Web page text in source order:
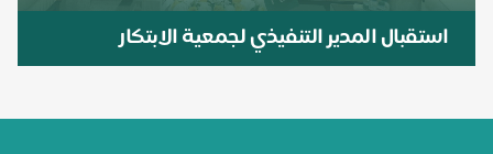
استقبال المدير التنفيذي لجمعية الابتكار